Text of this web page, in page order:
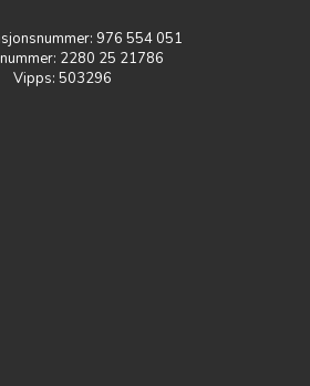
976 554 051
2280 25 21786
Vipps: 503296